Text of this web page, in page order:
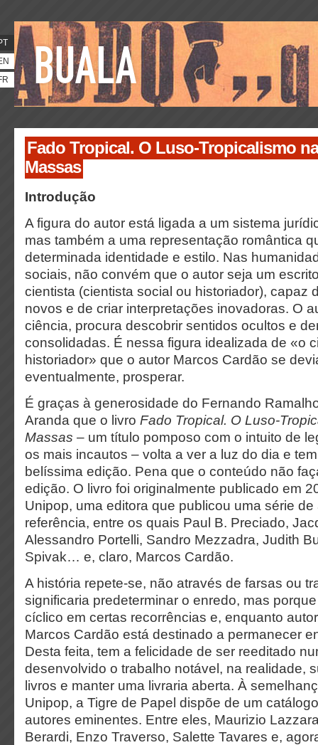
Fado Tropical. O Luso-Tropicalismo
Massas
Introdução
A figura do autor está ligada a um sistema
mas também a uma representação romântica
determinada identidade e estilo. Nas
sociais, não convém que o autor seja um
cientista (cientista social ou historiador), capaz
novos e de criar interpretações inovadoras. O
ciência, procura descobrir sentidos ocultos e
consolidadas. É nessa figura idealizada de «o
historiador» que o autor Marcos Cardão se
eventualmente, prosperar.
É graças à generosidade do Fernando
Aranda que o livro Fado Tropical. O Luso-
Massas – um título pomposo com o intuito de
os mais incautos – volta a ver a luz do dia e
belíssima edição. Pena que o conteúdo não
edição. O livro foi originalmente publicado em
Unipop, uma editora que publicou uma série de
referência, entre os quais Paul B. Preciado,
Alessandro Portelli, Sandro Mezzadra, Judith
Spivak… e, claro, Marcos Cardão.
A história repete-se, não através de farsas ou
significaria predeterminar o enredo, mas
cíclico em certas recorrências e, enquanto
Marcos Cardão está destinado a permanecer
Desta feita, tem a felicidade de ser reeditado
desenvolvido o trabalho notável, na realidade,
livros e manter uma livraria aberta. À
Unipop, a Tigre de Papel dispõe de um
autores eminentes. Entre eles, Maurizio
Berardi, Enzo Traverso, Salette Tavares e,